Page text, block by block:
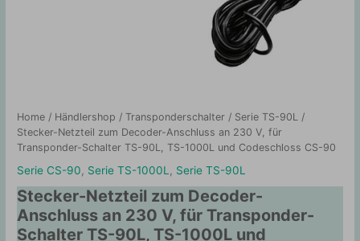
Home / Händlershop /Transponderschalter / Serie TS-90L /
Stecker-Netzteil zum Decoder-Anschluss an 230 V, für
Transponder-Schalter TS-90L, TS-1000L und Codeschloss CS-90
Serie CS-90 Serie TS-1000L Serie TS-90L
Stecker-Netzteil zum Decoder-
Anschluss an 230 V, für Transponder-
Schalter TS-90L, TS-1000L und